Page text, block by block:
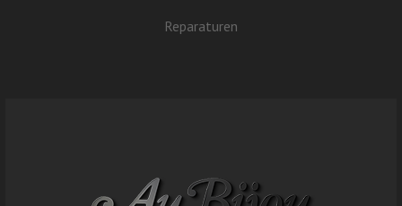
Reparaturen